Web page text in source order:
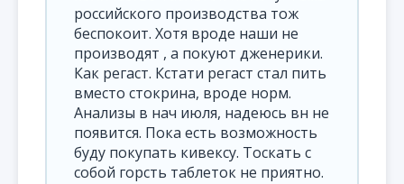
российского производства тож
беспокоит. Хотя вроде наши не
производят , а покуют дженерики.
Как регаст. Кстати регаст стал пить
вместо стокрина, вроде норм.
Анализы в нач июля, надеюсь вн не
появится. Пока есть возможность
буду покупать кивексу. Тоскать с
собой горсть таблеток не приятно.